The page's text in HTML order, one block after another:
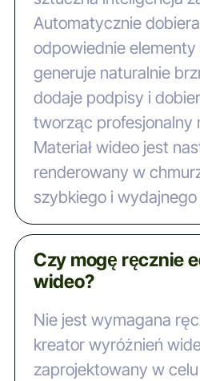
Automatycznie
odpowiednie elementy
generuje naturalnie
dodaje podpisy i
tworząc profesjonalny
Materiał wideo jest
renderowany w
szybkiego i
Czy mogę ręcznie
wideo?
Nie jest wymagana
kreator wyróżnień
zaprojektowany w celu